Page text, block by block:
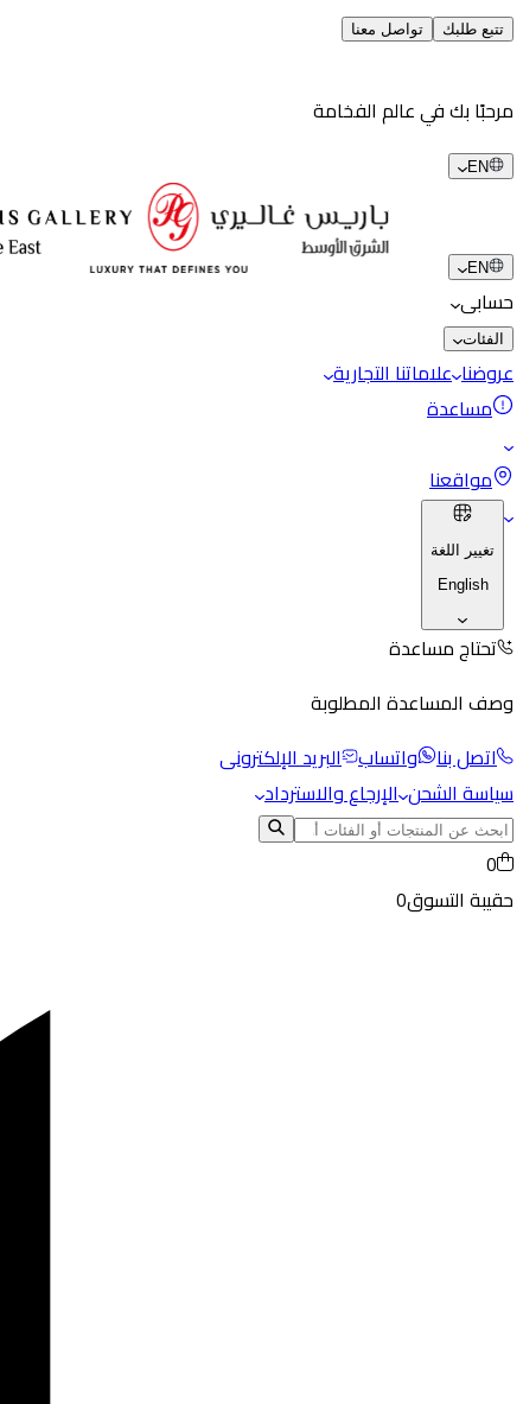
تتبع طلبك تواصل معنا
مرحبًا بك في عالم الفخامة
EN
EN
حسابى
الفئات
عروضنا علاماتنا التجارية
مساعدة
مواقعنا
تغيير اللغة
English
تحتاج مساعدة
وصف المساعدة المطلوبة
اتصل بنا واتساب البريد الإلكترونى
سياسة الشحن الإرجاع والاسترداد
0
حقيبة التسوق0